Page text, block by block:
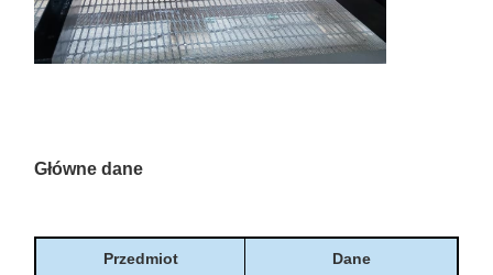
Główne dane
Przedmiot Dane